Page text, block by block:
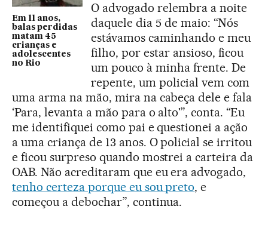
Em 11 anos,
balas perdidas
matam 45
crianças e
adolescentes
no Rio
O advogado relembra a noite
daquele dia 5 de maio: “Nós
estávamos caminhando e meu
filho, por estar ansioso, ficou
um pouco à minha frente. De
repente, um policial vem com
uma arma na mão, mira na cabeça dele e fala
‘Para, levanta a mão para o alto'”, conta. “Eu
me identifiquei como pai e questionei a ação
a uma criança de 13 anos. O policial se irritou
e ficou surpreso quando mostrei a carteira da
OAB. Não acreditaram que eu era advogado,
tenho certeza porque eu sou preto, e
começou a debochar”, continua.